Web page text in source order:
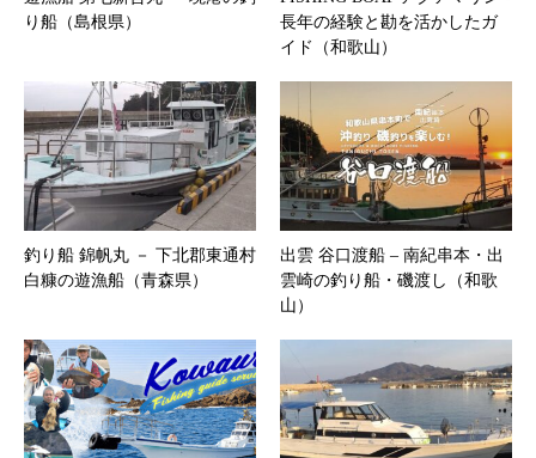
り船（島根県）
長年の経験と勘を活かしたガ
イド（和歌山）
釣り船 錦帆丸 － 下北郡東通村
白糠の遊漁船（青森県）
出雲 谷口渡船 – 南紀串本・出
雲崎の釣り船・磯渡し（和歌
山）